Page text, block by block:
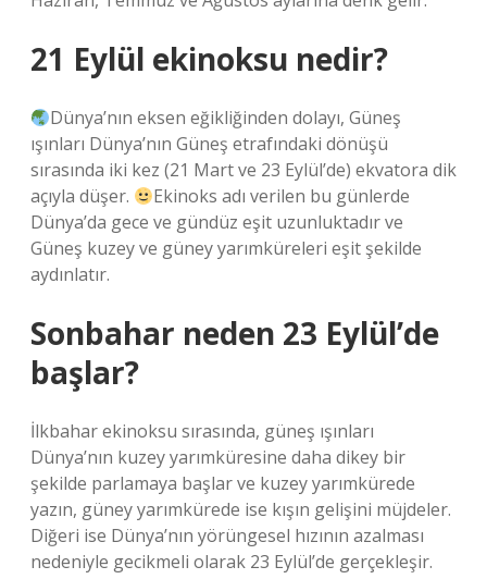
21 Eylül ekinoksu nedir?
Dünya’nın eksen eğikliğinden dolayı, Güneş
ışınları Dünya’nın Güneş etrafındaki dönüşü
sırasında iki kez (21 Mart ve 23 Eylül’de) ekvatora dik
açıyla düşer.
Ekinoks adı verilen bu günlerde
Dünya’da gece ve gündüz eşit uzunluktadır ve
Güneş kuzey ve güney yarımküreleri eşit şekilde
aydınlatır.
Sonbahar neden 23 Eylül’de
başlar?
İlkbahar ekinoksu sırasında, güneş ışınları
Dünya’nın kuzey yarımküresine daha dikey bir
şekilde parlamaya başlar ve kuzey yarımkürede
yazın, güney yarımkürede ise kışın gelişini müjdeler.
Diğeri ise Dünya’nın yörüngesel hızının azalması
nedeniyle gecikmeli olarak 23 Eylül’de gerçekleşir.